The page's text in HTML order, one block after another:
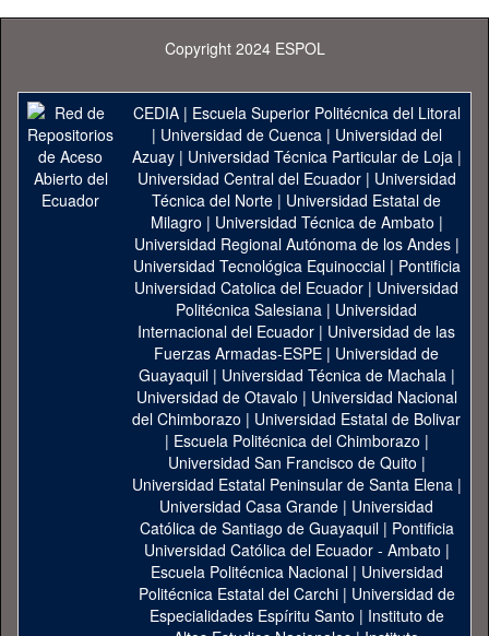
Copyright 2024 ESPOL
CEDIA| Escuela Superior Politécnica del Litoral
| Universidad de Cuenca| Universidad del
Azuay| Universidad Técnica Particular de Loja|
Universidad Central del Ecuador| Universidad
Técnica del Norte | Universidad Estatal de
Milagro | Universidad Técnica de Ambato |
Universidad Regional Autónoma de los Andes|
Universidad Tecnológica Equinoccial| Pontificia
Universidad Catolica del Ecuador | Universidad
Politécnica Salesiana | Universidad
Internacional del Ecuador | Universidad de las
Fuerzas Armadas-ESPE | Universidad de
Guayaquil| Universidad Técnica de Machala|
Universidad de Otavalo | Universidad Nacional
del Chimborazo | Universidad Estatal de Bolivar
| Escuela Politécnica del Chimborazo |
Universidad San Francisco de Quito |
Universidad Estatal Peninsular de Santa Elena|
Universidad Casa Grande | Universidad
Católica de Santiago de Guayaquil| Pontificia
Universidad Católica del Ecuador - Ambato |
Escuela Politécnica Nacional| Universidad
Politécnica Estatal del Carchi| Universidad de
Especialidades Espíritu Santo | Instituto de